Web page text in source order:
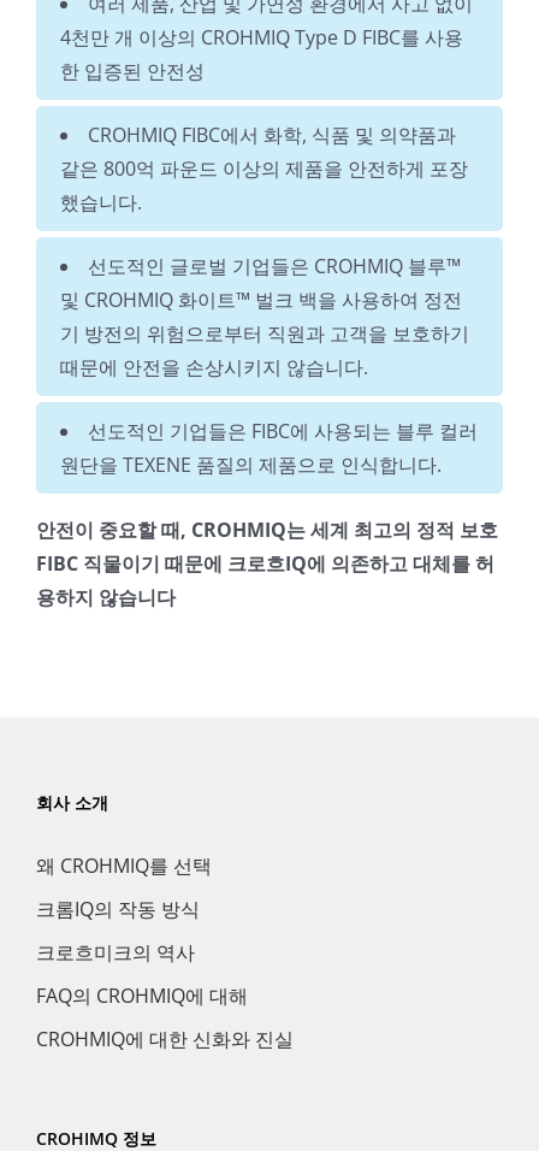
4천만 개 이상의 CROHMIQ Type D FIBC를 사용
한 입증된 안전성
CROHMIQ FIBC에서 화학, 식품 및 의약품과
같은 800억 파운드 이상의 제품을 안전하게 포장
했습니다.
선도적인 글로벌 기업들은 CROHMIQ 블루™
및 CROHMIQ 화이트™ 벌크 백을 사용하여 정전
기 방전의 위험으로부터 직원과 고객을 보호하기
때문에 안전을 손상시키지 않습니다.
선도적인 기업들은 FIBC에 사용되는 블루 컬러
원단을 TEXENE 품질의 제품으로 인식합니다.
안전이 중요할 때, CROHMIQ는 세계 최고의 정적 보호
FIBC 직물이기 때문에 크로흐IQ에 의존하고 대체를 허
용하지 않습니다
회사 소개
왜 CROHMIQ를 선택
크롬IQ의 작동 방식
크로흐미크의 역사
FAQ의 CROHMIQ에 대해
CROHMIQ에 대한 신화와 진실
CROHIMQ 정보